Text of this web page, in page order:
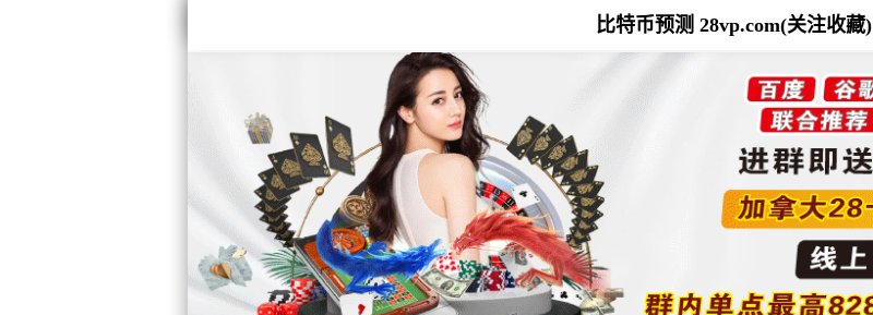
比特币预测 28vp.com(关注收藏)